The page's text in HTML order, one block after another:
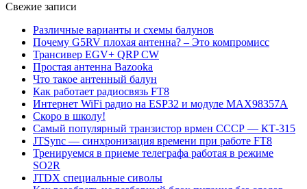
Свежие записи
Различные варианты и схемы балунов
Почему G5RV плохая антенна? – Это компромисс
Трансивер EGV+ QRP CW
Простая антенна Bazooka
Что такое антенный балун
Как работает радиосвязь FT8
Интернет WiFi радио на ESP32 и модуле MAX98357A
Скоро в школу!
Самый популярный транзистор врмен СССР — КТ-315
JTSync — синхронизация времени при работе FT8
Тренируемся в приеме телеграфа работая в режиме
SO2R
JTDX специальные сиволы